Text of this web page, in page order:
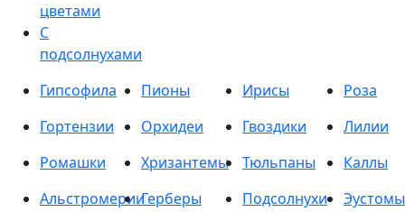
цветами
С
подсолнухами
Гипсофила
Пионы Ирисы
Роза
Гортензии
Орхидеи Гвоздики
Лилии
Ромашки
Хризантемы Тюльпаны
Каллы
АльстромерииГерберы Подсолнухи
Эустомы